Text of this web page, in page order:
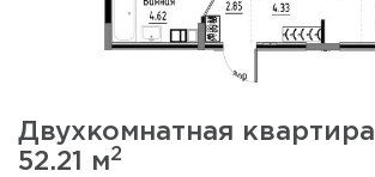
Двухкомнатная квартира
52.21 м2